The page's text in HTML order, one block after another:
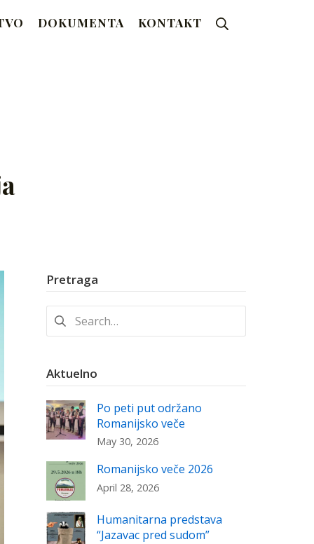
DOKUMENTA KONTAKT
Pretraga
Search
for:
Aktuelno
Po peti put održano
Romanijsko veče
May 30, 2026
Romanijsko veče 2026
April 28, 2026
Humanitarna predstava
“Jazavac pred sudom”